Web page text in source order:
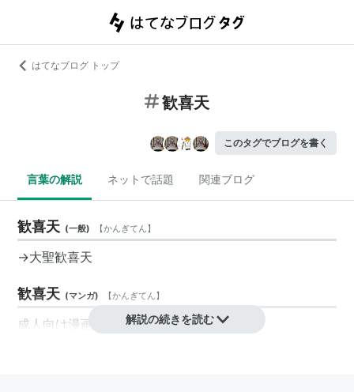
はてなブログ トップ
歓喜天
このタグでブログを書く
言葉の解説 ネットで話題 関連ブログ
歓喜天 (一般) 【かんぎてん】
→大聖歓喜天
歓喜天 (マンガ) 【かんぎてん】
成人向け漫画家。
解説の続きを読む